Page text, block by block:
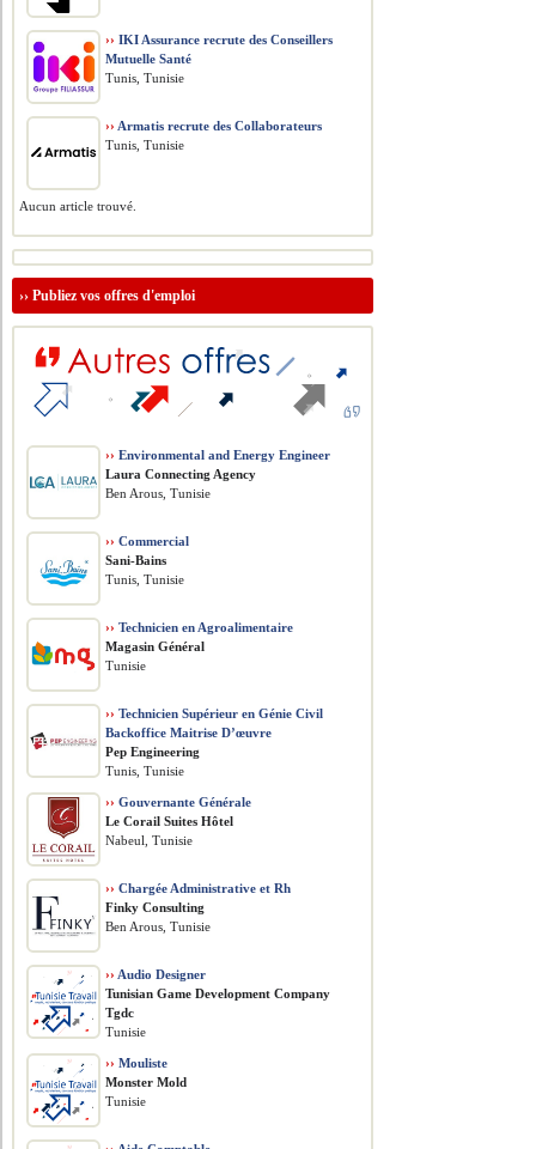
›› IKI Assurance recrute des Conseillers
Mutuelle Santé
Tunis, Tunisie
›› Armatis recrute des Collaborateurs
Tunis, Tunisie
Aucun article trouvé.
››Publiez vos offres d'emploi
›› Environmental and Energy Engineer
Laura Connecting Agency
Ben Arous, Tunisie
›› Commercial
Sani-Bains
Tunis, Tunisie
›› Technicien en Agroalimentaire
Magasin Général
Tunisie
›› Technicien Supérieur en Génie Civil
Backoffice Maitrise D’œuvre
Pep Engineering
Tunis, Tunisie
›› Gouvernante Générale
Le Corail Suites Hôtel
Nabeul, Tunisie
›› Chargée Administrative et Rh
Finky Consulting
Ben Arous, Tunisie
›› Audio Designer
Tunisian Game Development Company
Tgdc
Tunisie
›› Mouliste
Monster Mold
Tunisie